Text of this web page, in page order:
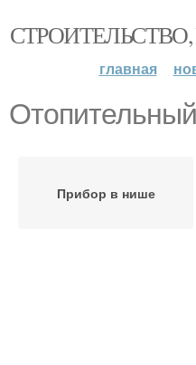
главная
Прибор в нише